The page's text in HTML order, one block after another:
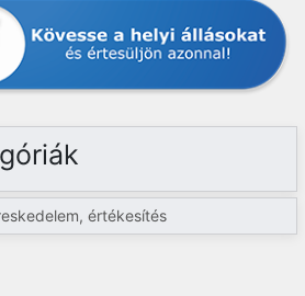
értékesítés